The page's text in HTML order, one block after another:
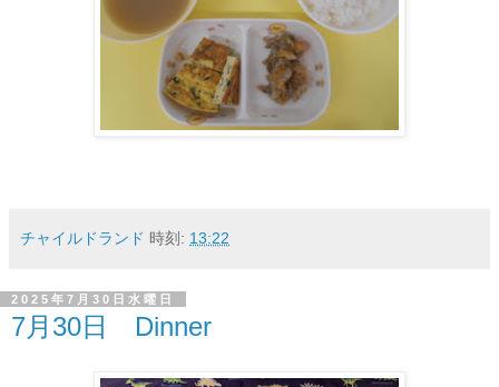
チャイルドランド 時刻: 13:22
2025年7月30日水曜日
7月30日 Dinner